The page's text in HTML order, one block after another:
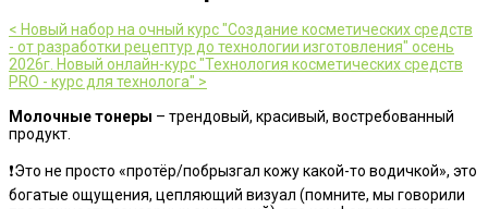
< Новый набор на очный курс "Создание косметических средств
- от разработки рецептур до технологии изготовления" осень
2026г. Новый онлайн-курс "Технология косметических средств
PRO - курс для технолога" >
Молочные тонеры – трендовый, красивый, востребованный
продукт.
❗️Это не просто «протёр/побрызгал кожу какой-то водичкой», это
богатые ощущения, цепляющий визуал (помните, мы говорили